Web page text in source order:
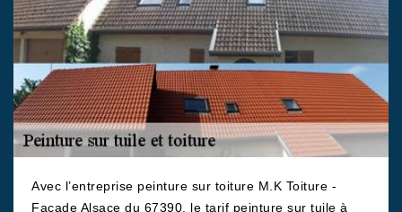
Avec l’entreprise peinture sur toiture M.K Toiture -
Facade Alsace du 67390, le tarif peinture sur tuile à